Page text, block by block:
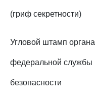
(гриф секретности)
Угловой штамп органа
федеральной службы
безопасности